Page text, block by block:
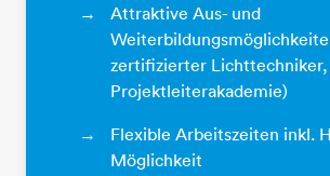
Attraktive Aus- und
zertifizierter Lichttechniker,
Projektleiterakademie)
Flexible Arbeitszeiten inkl.
Möglichkeit